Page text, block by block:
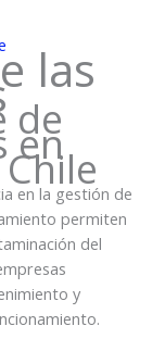
las
de
en
en la gestión de
permiten
del
y